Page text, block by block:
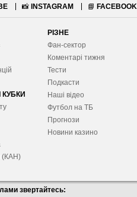
📸 INSTAGRAM 📘 FACEBOOK
КУБКИ
(КАН)
РІЗНЕ
Фан-сектор
Коментарі тижня
Тести
Подкасти
Наші відео
Футбол на ТБ
Прогнози
Новини казино
звертайтесь: